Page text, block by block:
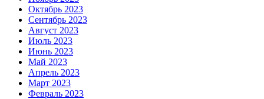
Октябрь 2023
Сентябрь 2023
Август 2023
Июль 2023
Июнь 2023
Май 2023
Апрель 2023
Март 2023
Февраль 2023